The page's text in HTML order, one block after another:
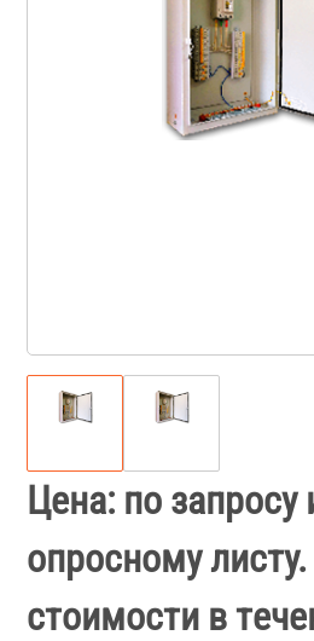
Цена: по запросу
опросному
стоимости в